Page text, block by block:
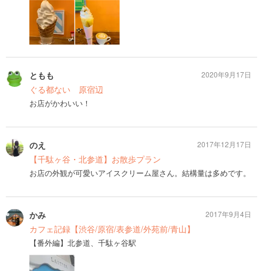
ともも
ぐる都ない 原宿辺
お店がかわいい！
2020年9月17日
のえ
【千駄ヶ谷・北参道】お散歩プラン
お店の外観が可愛いアイスクリーム屋さん。結構量は多めです。
2017年12月17日
かみ
カフェ記録【渋谷/原宿/表参道/外苑前/青山】
【番外編】北参道、千駄ヶ谷駅
2017年9月4日